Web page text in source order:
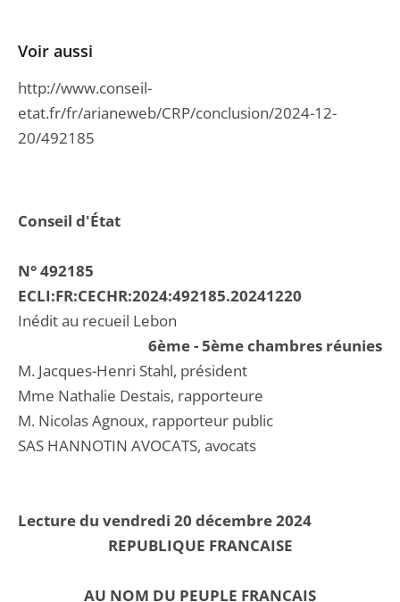
Conseil d'État
N° 492185
ECLI:FR:CECHR:2024:492185.20241220
Inédit au recueil Lebon
6ème - 5ème chambres réunies
M. Jacques-Henri Stahl, président
Mme Nathalie Destais, rapporteure
M. Nicolas Agnoux, rapporteur public
SAS HANNOTIN AVOCATS, avocats
Lecture du vendredi 20 décembre 2024
REPUBLIQUE FRANCAISE
AU NOM DU PEUPLE FRANCAIS
Voir aussi
http://www.conseil-
etat.fr/fr/arianeweb/CRP/conclusion/2024-12-
20/492185